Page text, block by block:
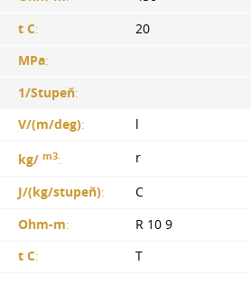
t C:
20
MPa:
1/Stupeň:
V/(m/deg): l
kg/ m3: r
J/(kg/stupeň):
C
Ohm-m:
R 10 9
t C:
T